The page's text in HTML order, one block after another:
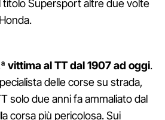
titolo Supersport altre due volte
vittima al TT dal 1907 ad oggi.
delle corse su strada,
solo due anni fa ammaliato dal
corsa più pericolosa. Sui